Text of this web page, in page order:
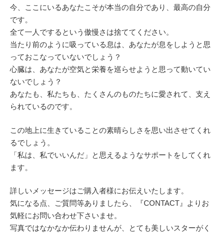
今、ここにいるあなたこそが本当の自分であり、最高の自分
です。
全て一人でするという傲慢さは捨ててください。
当たり前のように吸っている息は、あなたが息をしようと思
っておこなっていないでしょう？
心臓は、あなたが空気と栄養を巡らせようと思って動いてい
ないでしょう？
あなたも、私たちも、たくさんのものたちに愛されて、支え
られているのです。
この地上に生きていることの素晴らしさを思い出させてくれ
るでしょう。
「私は、私でいいんだ」と思えるようなサポートをしてくれ
ます。
詳しいメッセージはご購入者様にお伝えいたします。
気になる点、ご質問等ありましたら、『CONTACT』よりお
気軽にお問い合わせ下さいませ。
写真ではなかなか伝わりませんが、とても美しいスターがく